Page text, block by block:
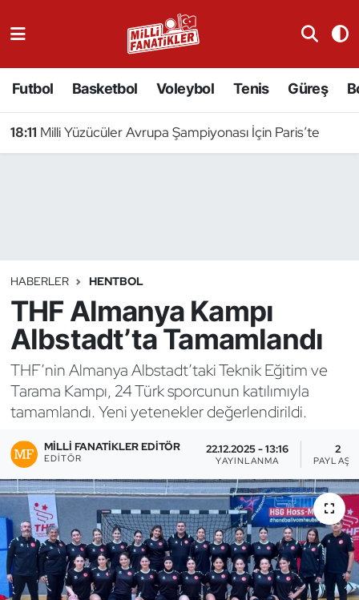
Futbol Basketbol Voleybol Tenis Güreş
18:11 Milli Yüzücüler Avrupa Şampiyonası İçin Paris’te
HABERLER HENTBOL
THF Almanya Kampı
Albstadt’ta Tamamlandı
THF’nin Almanya Albstadt’taki Teknik Eğitim ve
Tarama Kampı, 24 Türk sporcunun katılımıyla
tamamlandı. Yeni yetenekler değerlendirildi.
MILLI FANATIKLER EDITÖR
EDITÖR
22.12.2025 - 13:16
YAYINLANMA
2
Badminton
Binicilik
Bisiklet
Bocce Bowling Dart
Buz Hokeyi
Buz Pateni
Çim Hokeyi